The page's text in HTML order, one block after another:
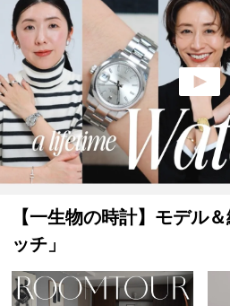
【一生物の時計】モデル
ッチ」